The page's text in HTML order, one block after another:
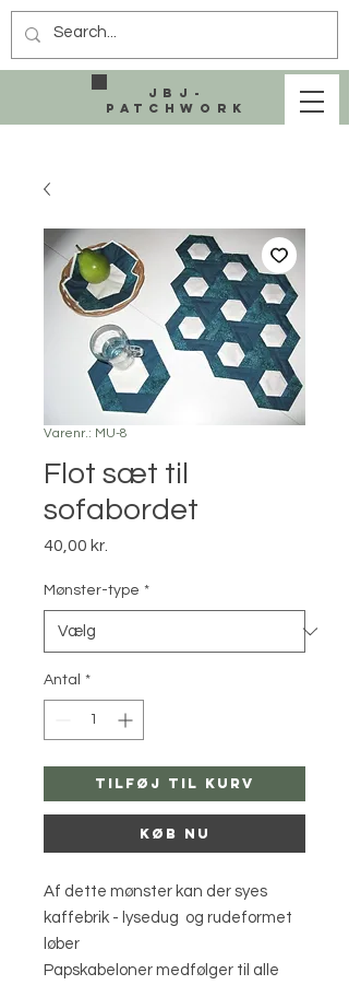
JBJ-
Patchwork
Varenr.: MU-8
Flot sæt til
sofabordet
40,00 kr.
Mønster-type *
Antal *
Tilføj til kurv
Køb nu
Af dette mønster kan der syes
kaffebrik - lysedug og rudeformet
løber
Papskabeloner medfølger til alle